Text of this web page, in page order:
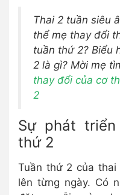
Thai 2 tuần siêu
thể mẹ thay đổi
tuần thứ 2? Biểu
2 là gì? Mời mẹ
thay đổi của cơ
2
Sự phát
thứ 2
Tuần thứ 2 của
lên từng ngày. Có